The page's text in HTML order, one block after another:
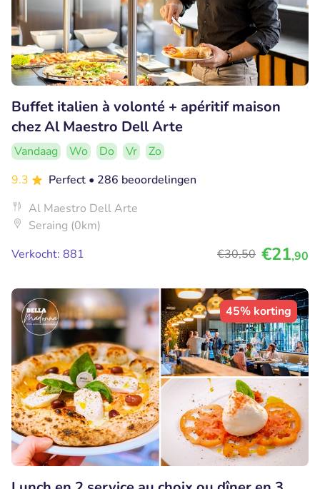
Buffet italien à volonté + apéritif maison
chez Al Maestro Dell Arte
Vandaag Wo Do Vr
Zo
9.3
Perfect • 286 beoordelingen
Al Maestro Dell Arte
Seraing (0km)
Verkocht: 881
€30,50 €21,90
45% korting